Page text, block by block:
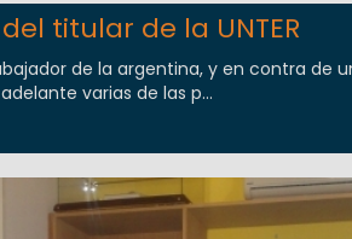
titular de la UNTER
de la argentina, y en contra de
varias de las p...